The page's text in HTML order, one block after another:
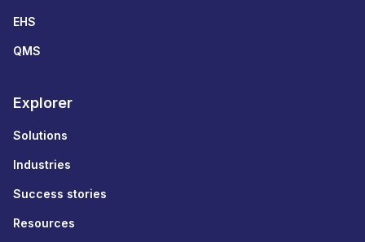
EHS
QMS
Explorer
Solutions
Industries
Success stories
Resources